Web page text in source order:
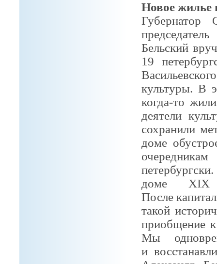
Новое жилье
Губернатор
Бельский
19
культуры. В
когда-то
деятели
сохранили
доме
доме XIX
После
такой
приобщение
Мы
и